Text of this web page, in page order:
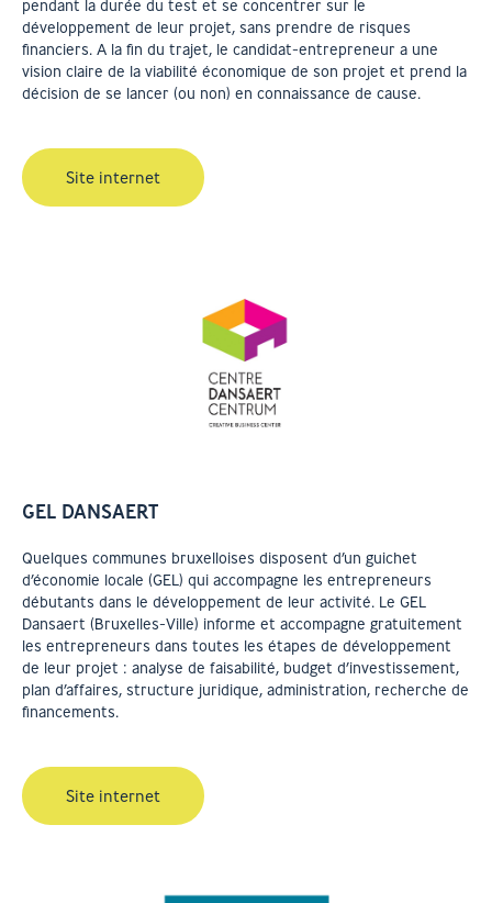
pendant la durée du test et se concentrer sur le
développement de leur projet, sans prendre de risques
financiers. A la fin du trajet, le candidat-entrepreneur a une
vision claire de la viabilité économique de son projet et prend la
décision de se lancer (ou non) en connaissance de cause.
Site internet
GEL DANSAERT
Quelques communes bruxelloises disposent d’un guichet
d’économie locale (GEL) qui accompagne les entrepreneurs
débutants dans le développement de leur activité. Le GEL
Dansaert (Bruxelles-Ville) informe et accompagne gratuitement
les entrepreneurs dans toutes les étapes de développement
de leur projet : analyse de faisabilité, budget d’investissement,
plan d’affaires, structure juridique, administration, recherche de
financements.
Site internet